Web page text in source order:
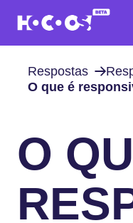
Respostas
O que é
O